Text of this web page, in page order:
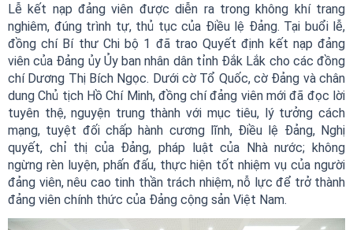
Lễ kết nạp đảng viên được diễn ra trong không khí trang
nghiêm, đúng trình tự, thủ tục của Điều lệ Đảng. Tại buổi lễ,
đồng chí Bí thư Chi bộ 1 đã trao Quyết định kết nạp đảng
viên của Đảng ủy Ủy ban nhân dân tỉnh Đắk Lắk cho các đồng
chí Dương Thị Bích Ngọc. Dưới cờ Tổ Quốc, cờ Đảng và chân
dung Chủ tịch Hồ Chí Minh, đồng chí đảng viên mới đã đọc lời
tuyên thệ, nguyện trung thành với mục tiêu, lý tưởng cách
mạng, tuyệt đối chấp hành cương lĩnh, Điều lệ Đảng, Nghị
quyết, chỉ thị của Đảng, pháp luật của Nhà nước; không
ngừng rèn luyện, phấn đấu, thực hiện tốt nhiệm vụ của người
đảng viên, nêu cao tinh thần trách nhiệm, nỗ lực để trở thành
đảng viên chính thức của Đảng cộng sản Việt Nam.